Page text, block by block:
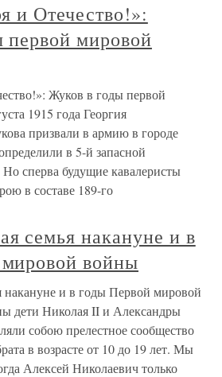
и Отечество!»:
мировой
Жуков в годы первой
1915 года Георгия
призвали в армию в городе
в 5-й запасной
сперва будущие кавалеристы
в составе 189-го
семья накануне и в
войны
накануне и в годы Первой мировой
дети Николая II и Александры
собою прелестное сообщество
в возрасте от 10 до 19 лет. Мы
Алексей Николаевич только